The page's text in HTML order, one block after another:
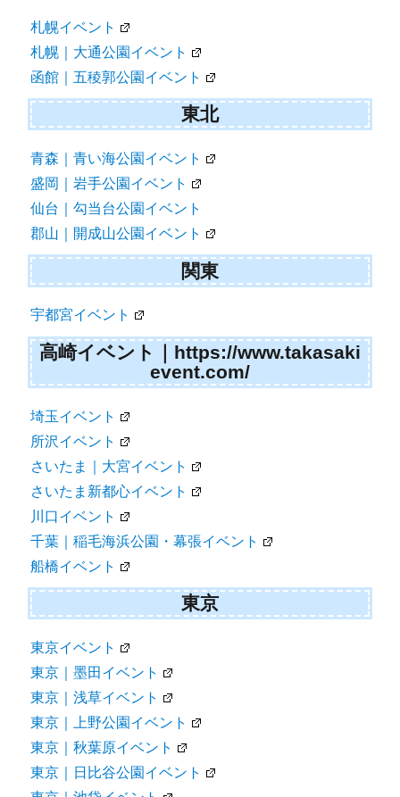
札幌イベント
札幌｜大通公園イベント
函館｜五稜郭公園イベント
東北
青森｜青い海公園イベント
盛岡｜岩手公園イベント
仙台｜勾当台公園イベント
郡山｜開成山公園イベント
関東
宇都宮イベント
高崎イベント｜https://www.takasaki
event.com/
埼玉イベント
所沢イベント
さいたま｜大宮イベント
さいたま新都心イベント
川口イベント
千葉｜稲毛海浜公園・幕張イベント
船橋イベント
東京
東京イベント
東京｜墨田イベント
東京｜浅草イベント
東京｜上野公園イベント
東京｜秋葉原イベント
東京｜日比谷公園イベント